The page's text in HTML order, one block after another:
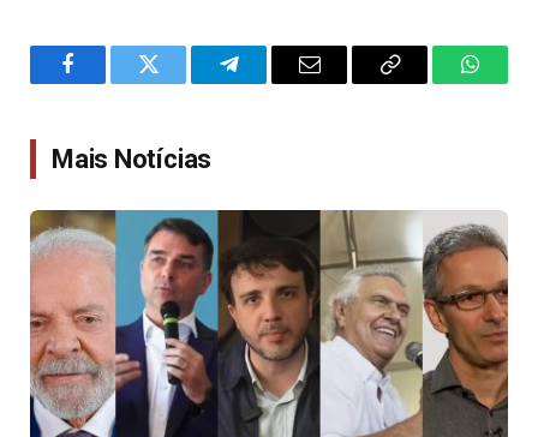
FacebookTwitter TelegramEmail
Copy
Mais Notícias